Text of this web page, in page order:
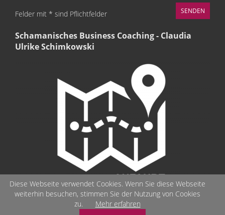
Felder mit * sind Pflichtfelder
Schamanisches Business Coaching - Claudia
Ulrike Schimkowski
Diese Webseite verwendet Cookies. Wenn Sie diese Webseite
weiterhin besuchen, stimmen Sie der Nutzung von Cookies
zu.
Mehr erfahren